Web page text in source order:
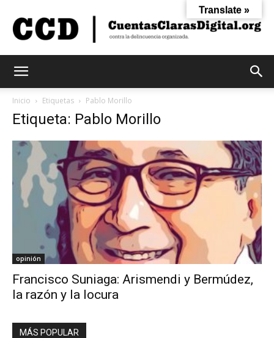
Digital
Inicio Etiquetas Pablo Morillo
Etiqueta: Pablo Morillo
opinión
Francisco Suniaga: Arismendi y Bermúdez,
la razón y la locura
MÁS POPULAR
Translate »